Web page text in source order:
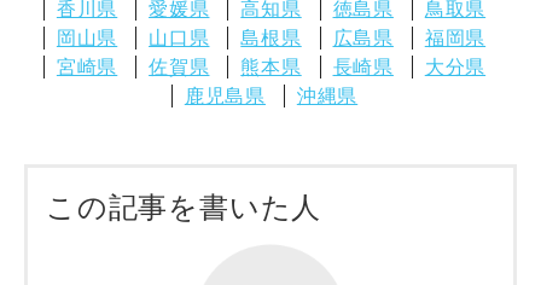
香川県
愛媛県 高知県 徳島県
鳥取県
岡山県
山口県 島根県 広島県
福岡県
宮崎県
佐賀県 熊本県 長崎県
大分県
鹿児島県
沖縄県
この記事を書いた人